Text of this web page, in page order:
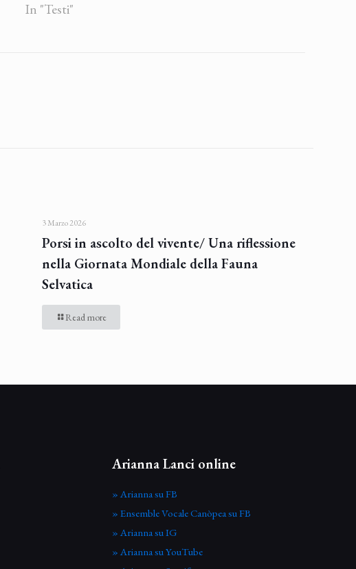
In "Testi"
3 Marzo 2026
Porsi in ascolto del vivente/ Una riflessione
nella Giornata Mondiale della Fauna
Selvatica
Read more
Arianna Lanci online
» Arianna su FB
» Ensemble Vocale Canòpea su FB
» Arianna su IG
» Arianna su YouTube